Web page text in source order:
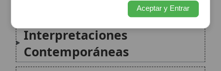
Modificado el 23 de septiembre de 2025 •FideScore™ 8.56•Citar
este artículo
Ascensión de Jesús